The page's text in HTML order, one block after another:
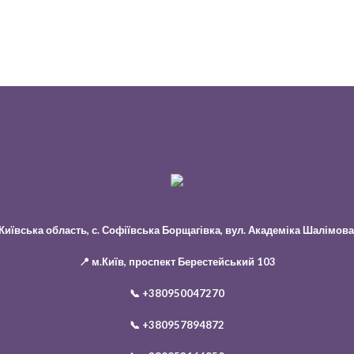
область, с. Софіївська Борщагівка, вул. Академіка
📍 м.Київ, проспект Берестейський 103
📞 +380950047270
📞 +380957894872